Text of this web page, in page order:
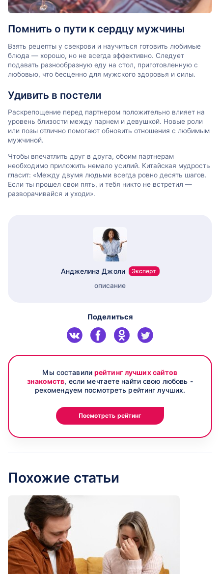
Помнить о пути к сердцу мужчины
Взять рецепты у свекрови и научиться готовить любимые
блюда — хорошо, но не всегда эффективно. Следует
подавать разнообразную еду на стол, приготовленную с
любовью, что бесценно для мужского здоровья и силы.
Удивить в постели
Раскрепощение перед партнером положительно влияет на
уровень близости между парнем и девушкой. Новые роли
или позы отлично помогают обновить отношения с любимым
мужчиной.
Чтобы впечатлить друг в друга, обоим партнерам
необходимо приложить немало усилий. Китайская мудрость
гласит: «Между двумя людьми всегда ровно десять шагов.
Если ты прошел свои пять, и тебя никто не встретил —
разворачивайся и уходи».
Анджелина Джоли Эксперт
описание
Поделиться
Мы составилирейтинг лучших сайтов
знакомств, если мечтаете найти свою любовь -
рекомендуем посмотреть рейтинг лучших.
Посмотреть рейтинг
Похожие статьи